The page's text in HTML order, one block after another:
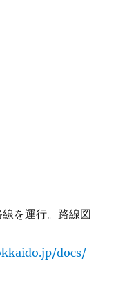
を運行。路線図
docs/